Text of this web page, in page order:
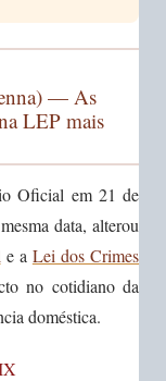
— As
LEP mais
Oficial em 21 de
data, alterou
e a Lei dos Crimes
no cotidiano da
doméstica.